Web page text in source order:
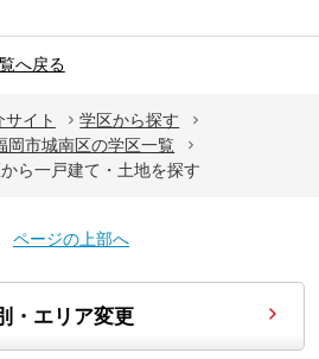
へ戻る
イト
学区から探す
岡市城南区の学区一覧
ら一戸建て・土地を探す
ページの上部へ
・エリア変更